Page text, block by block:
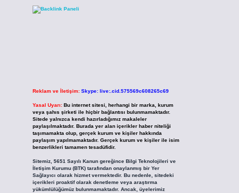
Reklam ve İletişim: Skype: live:.cid.575569c608265c69
Yasal Uyarı: Bu internet sitesi, herhangi bir marka, kurum
veya şahıs şirketi ile hiçbir bağlantısı bulunmamaktadır.
Sitede yalnızca kendi hazırladığımız makaleler
paylaşılmaktadır. Burada yer alan içerikler haber niteliği
taşımamakta olup, gerçek kurum ve kişiler hakkında
paylaşım yapılmamaktadır. Gerçek kurum ve kişiler ile isim
benzerlikleri tamamen tesadüfidir.
Sitemiz, 5651 Sayılı Kanun gereğince Bilgi Teknolojileri ve
İletişim Kurumu (BTK) tarafından onaylanmış bir Yer
Sağlayıcı olarak hizmet vermektedir. Bu nedenle, sitedeki
içerikleri proaktif olarak denetleme veya araştırma
yükümlülüğümüz bulunmamaktadır. Ancak, üyelerimiz